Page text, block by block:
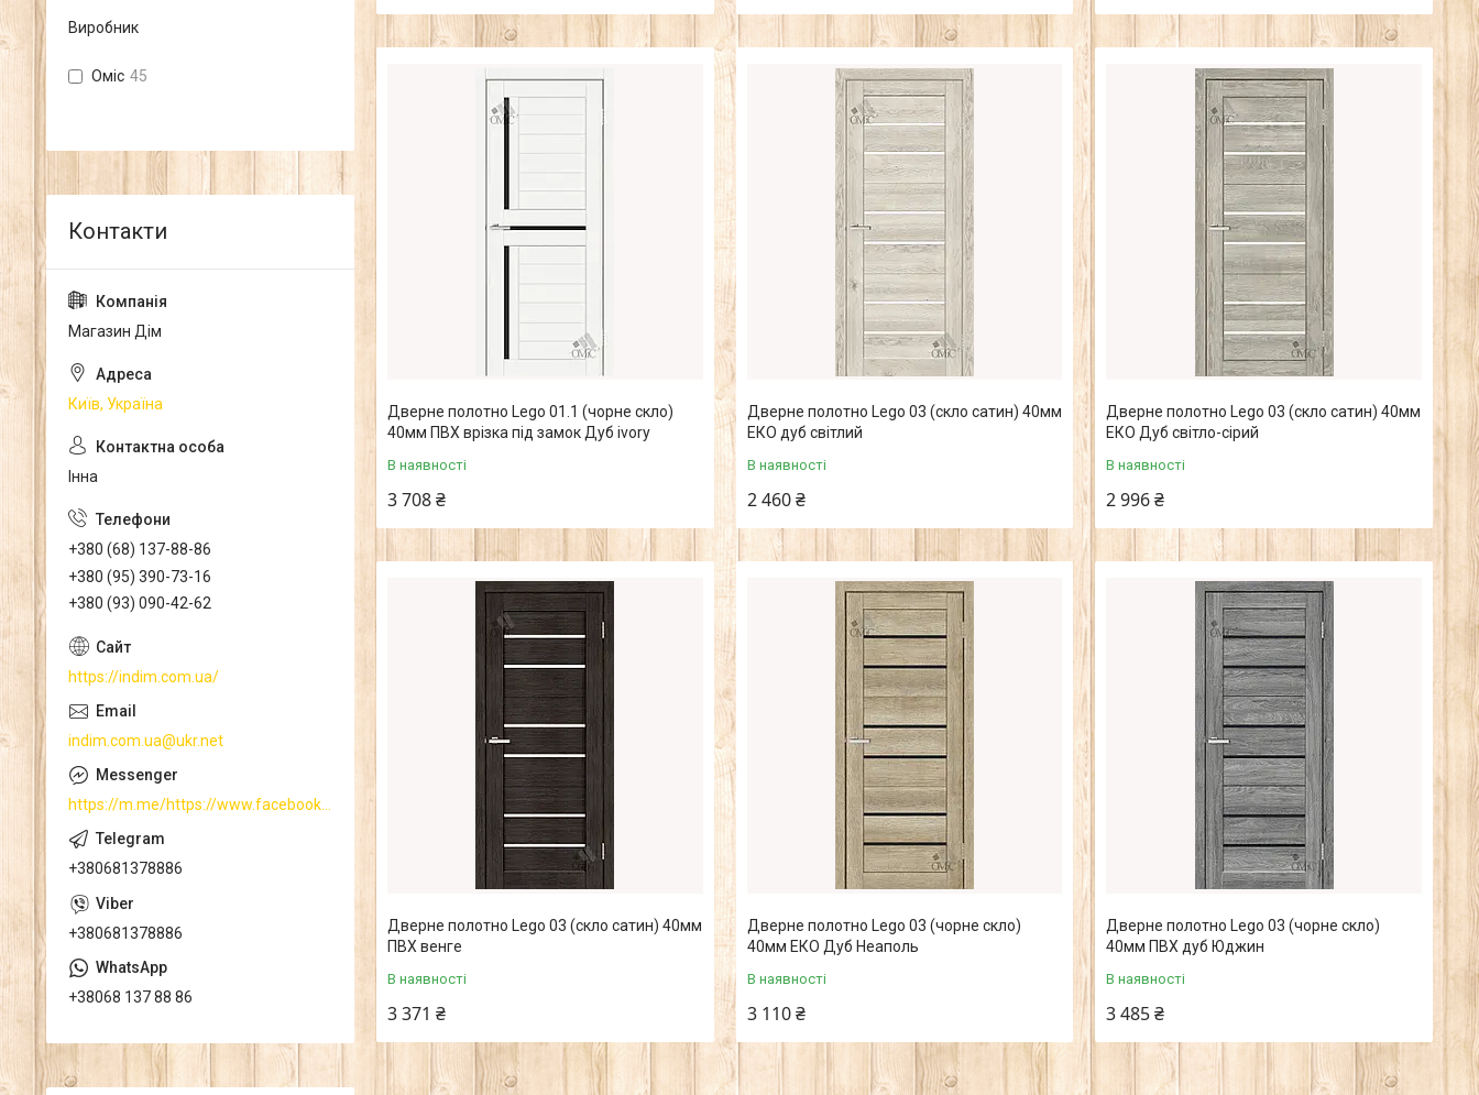
Дверне полотно Lego 01.1 (чорне скло)
40мм ПВХ врізка під замок Дуб ivory
В наявності
3 708 ₴
Дверне полотно Lego 03 (скло сатин) 40мм
ЕКО дуб світлий
В наявності
2 460 ₴
Дверне полотно Lego 03 (скло сатин) 40мм
ЕКО Дуб світло-сірий
В наявності
2 996 ₴
Дверне полотно Lego 03 (скло сатин) 40мм
ПВХ венге
В наявності
3 371 ₴
Дверне полотно Lego 03 (чорне скло)
40мм ЕКО Дуб Неаполь
В наявності
3 110 ₴
Дверне полотно Lego 03 (чорне скло)
40мм ПВХ дуб Юджин
В наявності
3 485 ₴
Виробник
Оміс 45
Магазин Дім
Київ, Україна
Інна
+380 (68) 137-88-86
+380 (95) 390-73-16
+380 (93) 090-42-62
https://indim.com.ua/
indim.com.ua@ukr.net
https://m.me/https://www.facebook.com/
+380681378886
+380681378886
+38068 137 88 86